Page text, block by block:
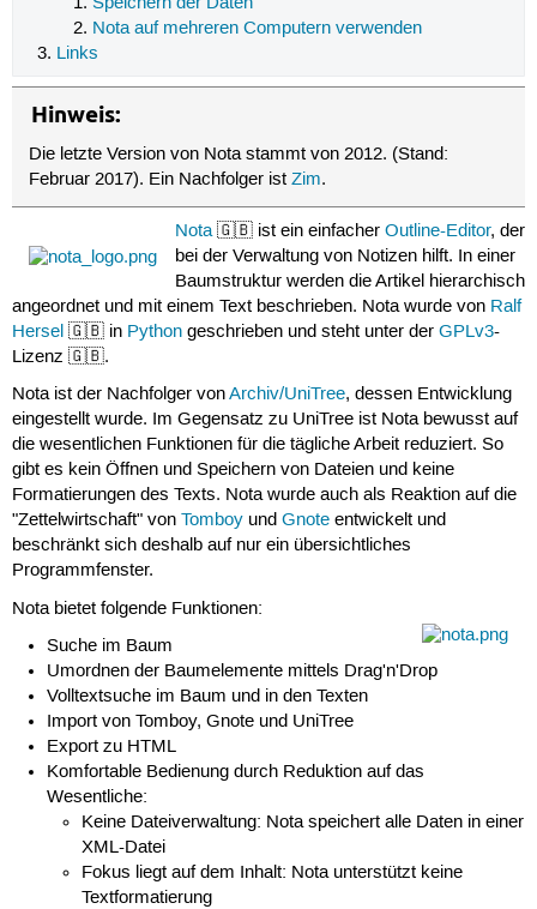
Nota auf mehreren Computern verwenden
Links
Hinweis:
Die letzte Version von Nota stammt von 2012. (Stand:
Februar 2017). Ein Nachfolger istZim.
Nota🇬🇧 ist ein einfacherOutline-Editor, der
bei der Verwaltung von Notizen hilft. In einer
Baumstruktur werden die Artikel hierarchisch
angeordnet und mit einem Text beschrieben. Nota wurde von Ralf
Hersel🇬🇧 in Pythongeschrieben und steht unter der GPLv3-
Lizenz 🇬🇧.
Nota ist der Nachfolger vonArchiv/UniTree, dessen Entwicklung
eingestellt wurde. Im Gegensatz zu UniTree ist Nota bewusst auf
die wesentlichen Funktionen für die tägliche Arbeit reduziert. So
gibt es kein Öffnen und Speichern von Dateien und keine
Formatierungen des Texts. Nota wurde auch als Reaktion auf die
"Zettelwirtschaft" von Tomboyund Gnoteentwickelt und
beschränkt sich deshalb auf nur ein übersichtliches
Programmfenster.
Nota bietet folgende Funktionen:
Suche im Baum
Umordnen der Baumelemente mittels Drag'n'Drop
Volltextsuche im Baum und in den Texten
Import von Tomboy, Gnote und UniTree
Export zu HTML
Komfortable Bedienung durch Reduktion auf das
Wesentliche:
Keine Dateiverwaltung: Nota speichert alle Daten in einer
XML-Datei
Fokus liegt auf dem Inhalt: Nota unterstützt keine
Textformatierung